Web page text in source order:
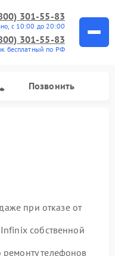
301-55-83
с 10:00 до 20:00
301-55-83
бесплатный по РФ
Позвонить
даже при отказе от
собственной
телефонов